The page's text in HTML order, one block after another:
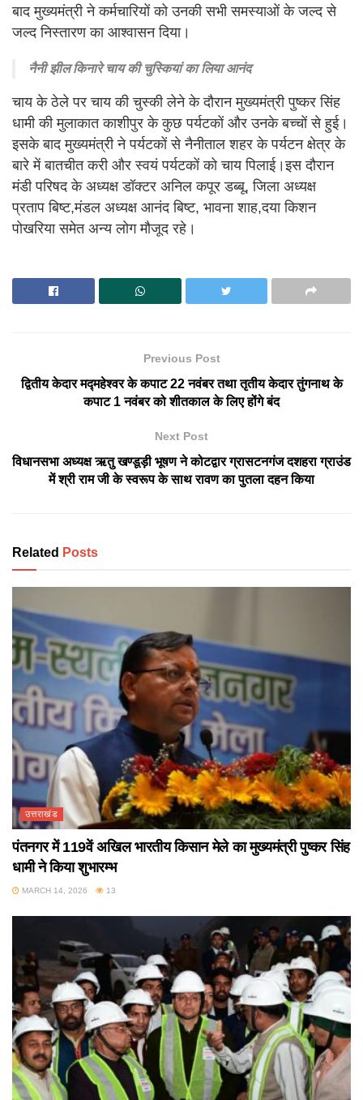
बाद मुख्यमंत्री ने कर्मचारियों को उनकी सभी समस्याओं के जल्द से
जल्द निस्तारण का आश्वासन दिया।
नैनी झील किनारे चाय की चुस्कियां का लिया आनंद
चाय के ठेले पर चाय की चुस्की लेने के दौरान मुख्यमंत्री पुष्कर सिंह
धामी की मुलाकात काशीपुर के कुछ पर्यटकों और उनके बच्चों से हुई।
इसके बाद मुख्यमंत्री ने पर्यटकों से नैनीताल शहर के पर्यटन क्षेत्र के
बारे में बातचीत करी और स्वयं पर्यटकों को चाय पिलाई।इस दौरान
मंडी परिषद के अध्यक्ष डॉक्टर अनिल कपूर डब्बू, जिला अध्यक्ष
प्रताप बिष्ट,मंडल अध्यक्ष आनंद बिष्ट, भावना शाह,दया किशन
पोखरिया समेत अन्य लोग मौजूद रहे।
Previous Post
द्वितीय केदार मद्महेश्वर के कपाट 22 नवंबर तथा तृतीय केदार तुंगनाथ के
कपाट 1 नवंबर को शीतकाल के लिए होंगे बंद
Next Post
विधानसभा अध्यक्ष ऋतु खण्डूड़ी भूषण ने कोटद्वार ग्रासटनगंज दशहरा ग्राउंड
में श्री राम जी के स्वरूप के साथ रावण का पुतला दहन किया
Related Posts
उत्तराखंड
पंतनगर में 119वें अखिल भारतीय किसान मेले का मुख्यमंत्री पुष्कर सिंह
धामी ने किया शुभारम्भ
MARCH 14, 2026 13